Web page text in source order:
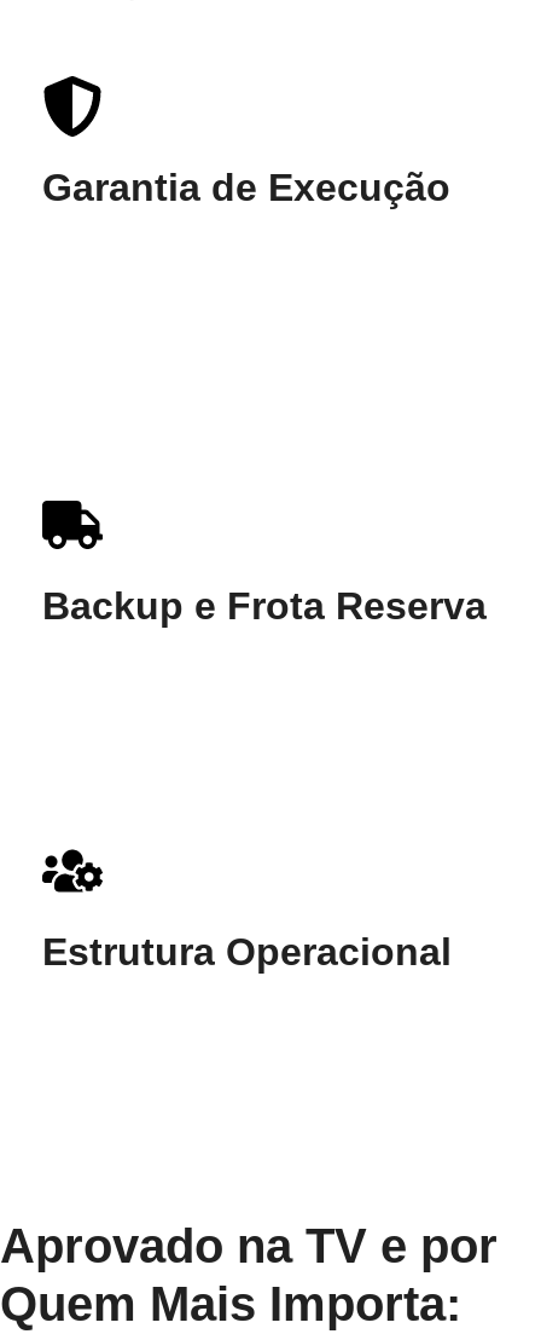
Garantia de Execução
Backup e Frota Reserva
Estrutura Operacional
Aprovado na TV e por
Quem Mais Importa: